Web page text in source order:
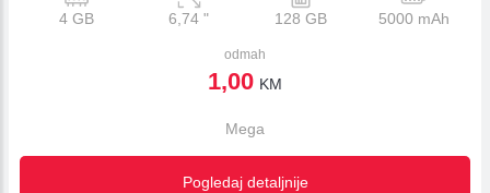
4 GB 6,74 " 128 GB 5000 mAh
odmah
1,00 KM
Mega
Pogledaj detaljnije